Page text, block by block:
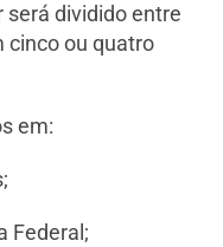
será dividido entre
cinco ou quatro
em:
Federal;